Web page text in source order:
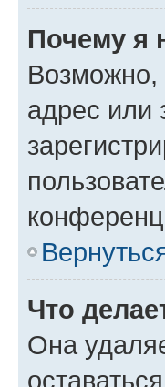
Почему я
Возможно,
адрес или
Что
Она